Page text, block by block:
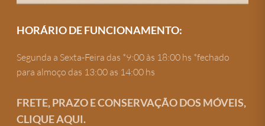
HORÁRIO DE FUNCIONAMENTO:
Segunda a Sexta-Feira das *9:00 às 18:00 hs *fechado
para almoço das 13:00 as 14:00 hs
FRETE, PRAZO E CONSERVAÇÃO DOS MÓVEIS,
CLIQUE AQUI.